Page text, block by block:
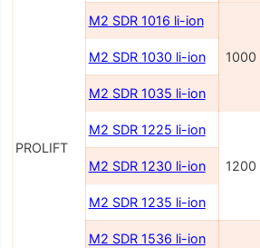
PROLIFT
M2 SDR 1016 li-ion
1000
M2 SDR 1030 li-ion
M2 SDR 1035 li-ion
M2 SDR 1225 li-ion
1200
M2 SDR 1230 li-ion
M2 SDR 1235 li-ion
M2 SDR 1536 li-ion